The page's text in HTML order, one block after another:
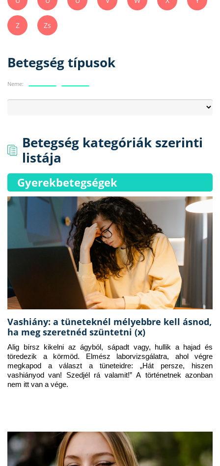
Z Zs
Betegség típusok
Neme:
Betegség kategóriák szerinti
listája
Gyerekbetegségek
Vashiány: a tüneteknél mélyebbre kell ásnod,
ha meg szeretnéd szüntetni (x)
Alig bírsz kikelni az ágyból, sápadt vagy, hullik a hajad és
töredezik a körmöd. Elmész laborvizsgálatra, ahol végre
megkapod a választ a tüneteidre: „Hát persze, hiszen
vashiányod van! Szedjél rá valamit!” A történetnek azonban
nem itt van a vége.